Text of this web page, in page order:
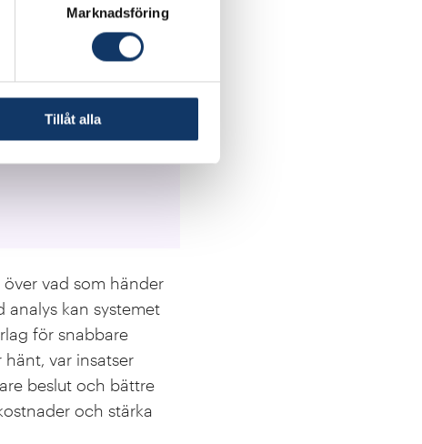
Marknadsföring
Tillåt alla
PATWARDHAN
vad som händer
analys kan systemet
för snabbare
var insatser
beslut och bättre
och stärka